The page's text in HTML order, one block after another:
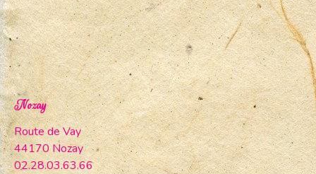
Nozay
Route de Vay
44170 Nozay
02.28.03.63.66